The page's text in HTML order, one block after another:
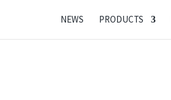
NEWS PRODUCTS